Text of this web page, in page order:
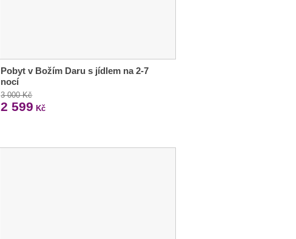
Pobyt v Božím Daru s jídlem na 2-7
nocí
3 000 Kč
2 599 Kč